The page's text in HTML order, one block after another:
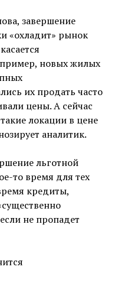
завершение
«охладит» рынок
новых жилых
их продать часто
цены. А сейчас
локации в цене
аналитик.
льготной
то время для тех
кредиты,
не пропадет